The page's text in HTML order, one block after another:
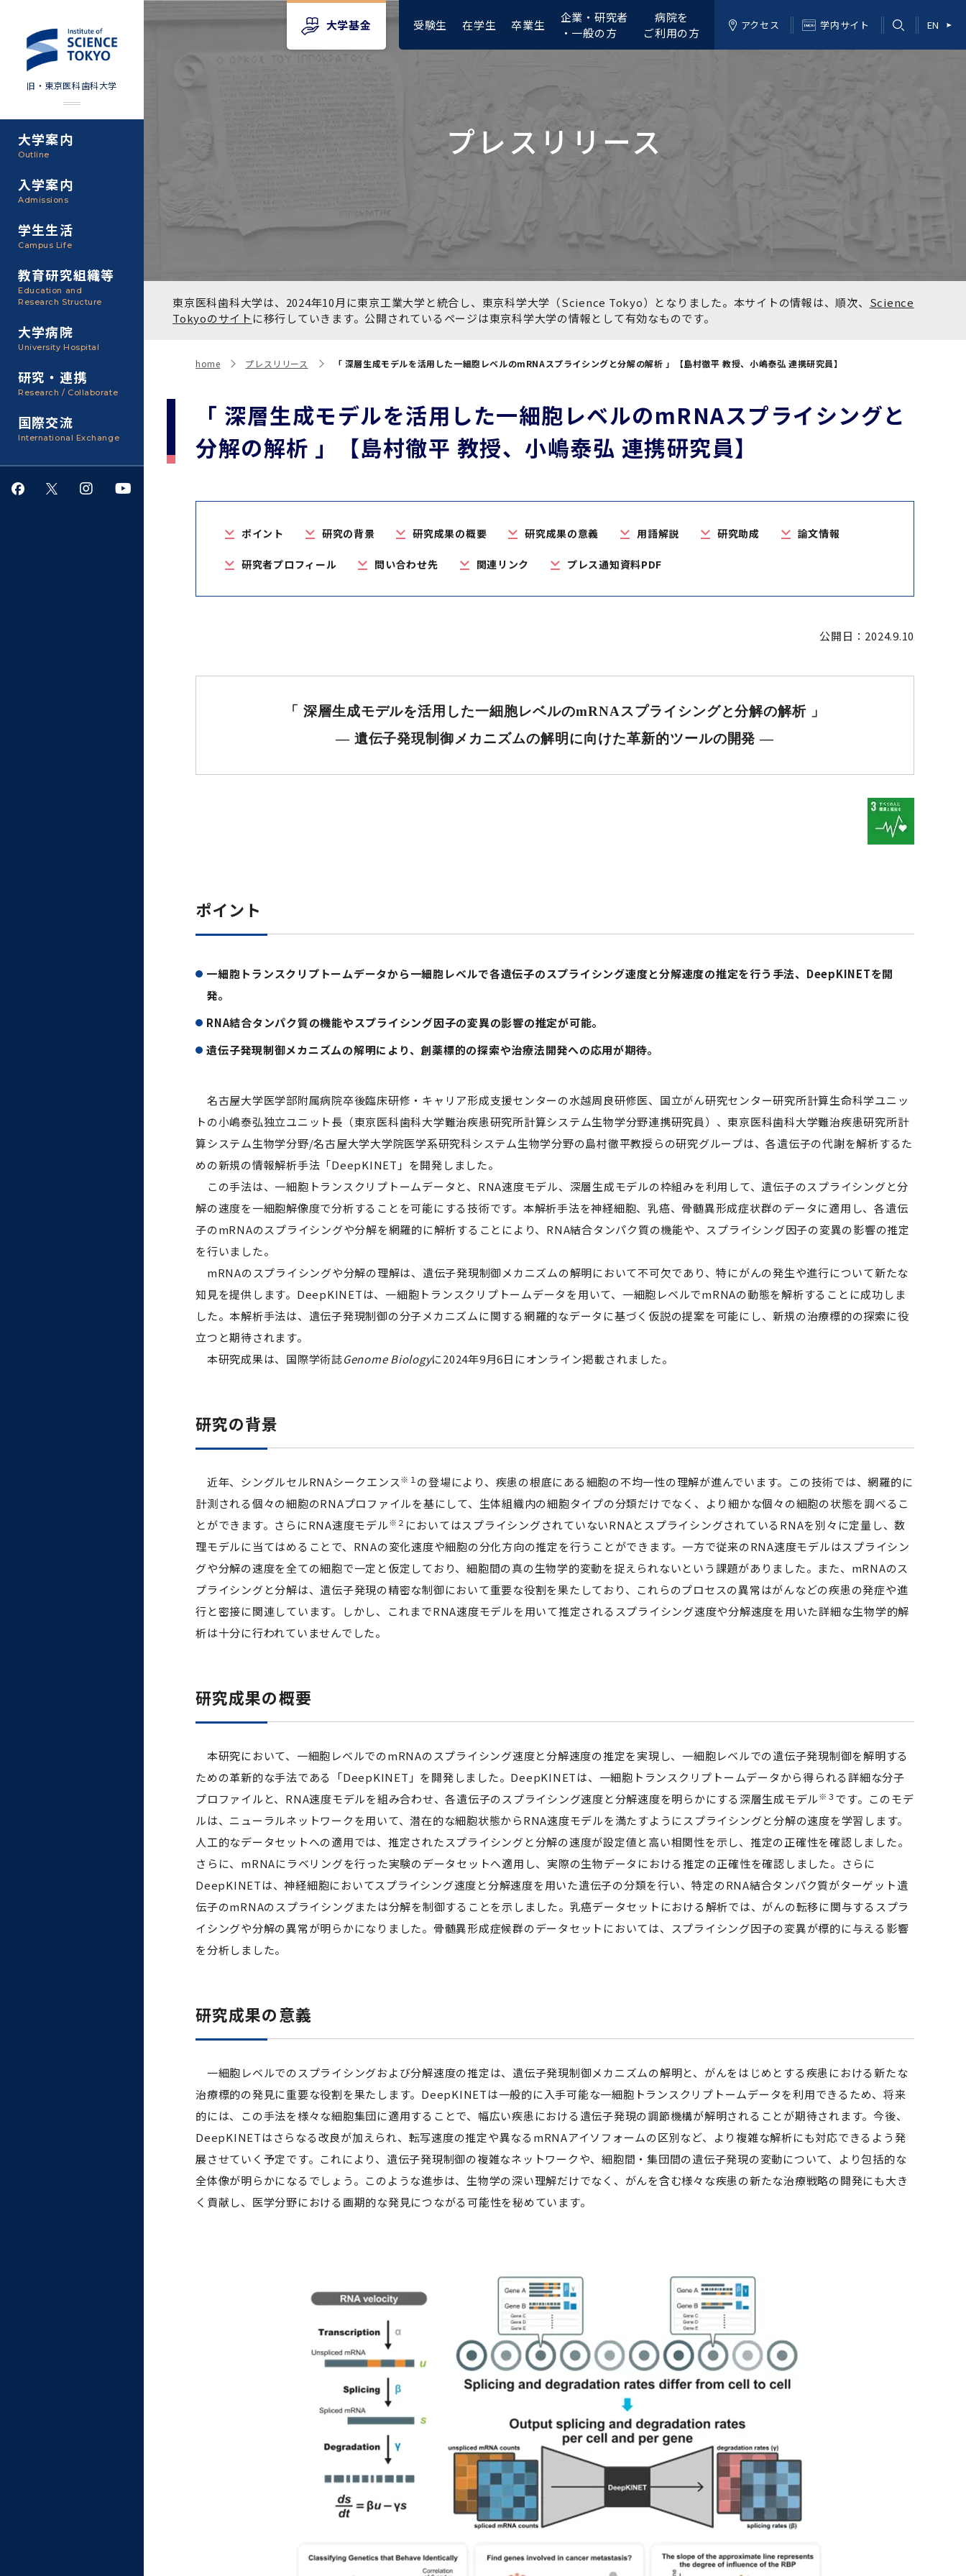
大学基金 受験生 在学生 卒業生
企業・研究者
・一般の方
病院を
ご利用の方
アクセス 学内サイト EN
旧・東京医科歯科大学
大学案内
Outline
基本理念・沿革
東京医科歯科大学の特色
運営組織
写真で綴る 東京医科歯科大
計画等について【6年間】
1-2.年度計画・年度評価等
について【第1期～第3期】
東京医科歯科大学ダイバー
シティ＆インクルージョン
入学案内
Admissions
学部などについて
イベント
大学院入学案内
学費・入学金・奨学金につ
聴講生・科目等履修生およ
学生生活
Campus Life
Science Tokyo SPRING
(医歯学系)
歯学系)
授業・カリキュラム
猶予について(Admission &
Tuition
学生生活サポート 障がいのある学生サポート
サークル・学園祭
施設利用
教育研究組織等
Education and
Research Structure
歯学部（歯学科･口腔保健学
大学院医歯学総合研究科
教養部
修士課程 医歯理工保健学専
博士課程 生命理工医療科学
年報
員研究内容
統合教育機構
教学IR関連公開情報
研究基盤クラスター（統合
先端医歯工学創成クラスタ
ー（統合研究機構）
異動したセンター
統合情報機構（図書館部
門・ITセキュリティ部門）
学生支援・保健管理機構
大学病院
University Hospital
研究・連携
Research / Collaborate
研究手続き
研究活動
取り組み・規制
国際交流
International Exchange
プレスリリース
東京医科歯科大学は、2024年10月に東京工業大学と統合し、東京科学大学（Science Tokyo）となりました。本サイトの情報は、順次、 Science
Tokyoのサイト に移行していきます。公開されているページは東京科学大学の情報として有効なものです。
home プレスリリース 「 深層生成モデルを活用した一細胞レベルのmRNAスプライシングと分解の解析 」【島村徹平 教授、小嶋泰弘 連携研究員】
「 深層生成モデルを活用した一細胞レベルのmRNAスプライシングと
分解の解析 」【島村徹平 教授、小嶋泰弘 連携研究員】
ポイント 研究の背景 研究成果の概要 研究成果の意義 用語解説 研究助成 論文情報
研究者プロフィール 問い合わせ先 関連リンク プレス通知資料PDF
公開日：2024.9.10
「 深層生成モデルを活用した一細胞レベルのmRNAスプライシングと分解の解析 」
― 遺伝子発現制御メカニズムの解明に向けた革新的ツールの開発 ―
ポイント
一細胞トランスクリプトームデータから一細胞レベルで各遺伝子のスプライシング速度と分解速度の推定を行う手法、DeepKINETを開
発。
RNA結合タンパク質の機能やスプライシング因子の変異の影響の推定が可能。
遺伝子発現制御メカニズムの解明により、創薬標的の探索や治療法開発への応用が期待。
名古屋大学医学部附属病院卒後臨床研修・キャリア形成支援センターの水越周良研修医、国立がん研究センター研究所計算生命科学ユニッ
トの小嶋泰弘独立ユニット長（東京医科歯科大学難治疾患研究所計算システム生物学分野連携研究員）、東京医科歯科大学難治疾患研究所計
算システム生物学分野/名古屋大学大学院医学系研究科システム生物学分野の島村徹平教授らの研究グループは、各遺伝子の代謝を解析するた
めの新規の情報解析手法「DeepKINET」を開発しました。
この手法は、一細胞トランスクリプトームデータと、RNA速度モデル、深層生成モデルの枠組みを利用して、遺伝子のスプライシングと分
解の速度を一細胞解像度で分析することを可能にする技術です。本解析手法を神経細胞、乳癌、骨髄異形成症状群のデータに適用し、各遺伝
子のmRNAのスプライシングや分解を網羅的に解析することにより、RNA結合タンパク質の機能や、スプライシング因子の変異の影響の推定
を行いました。
mRNAのスプライシングや分解の理解は、遺伝子発現制御メカニズムの解明において不可欠であり、特にがんの発生や進行について新たな
知見を提供します。DeepKINETは、一細胞トランスクリプトームデータを用いて、一細胞レベルでmRNAの動態を解析することに成功しま
した。本解析手法は、遺伝子発現制御の分子メカニズムに関する網羅的なデータに基づく仮説の提案を可能にし、新規の治療標的の探索に役
立つと期待されます。
本研究成果は、国際学術誌Genome Biologyに2024年9月6日にオンライン掲載されました。
研究の背景
近年、シングルセルRNAシークエンス※１ の登場により、疾患の根底にある細胞の不均一性の理解が進んでいます。この技術では、網羅的に
計測される個々の細胞のRNAプロファイルを基にして、生体組織内の細胞タイプの分類だけでなく、より細かな個々の細胞の状態を調べるこ
とができます。さらにRNA速度モデル※２ においてはスプライシングされていないRNAとスプライシングされているRNAを別々に定量し、数
理モデルに当てはめることで、RNAの変化速度や細胞の分化方向の推定を行うことができます。一方で従来のRNA速度モデルはスプライシン
グや分解の速度を全ての細胞で一定と仮定しており、細胞間の真の生物学的変動を捉えられないという課題がありました。また、mRNAのス
プライシングと分解は、遺伝子発現の精密な制御において重要な役割を果たしており、これらのプロセスの異常はがんなどの疾患の発症や進
行と密接に関連しています。しかし、これまでRNA速度モデルを用いて推定されるスプライシング速度や分解速度を用いた詳細な生物学的解
析は十分に行われていませんでした。
研究成果の概要
本研究において、一細胞レベルでのmRNAのスプライシング速度と分解速度の推定を実現し、一細胞レベルでの遺伝子発現制御を解明する
ための革新的な手法である「DeepKINET」を開発しました。DeepKINETは、一細胞トランスクリプトームデータから得られる詳細な分子
プロファイルと、RNA速度モデルを組み合わせ、各遺伝子のスプライシング速度と分解速度を明らかにする深層生成モデル※３です。このモデ
ルは、ニューラルネットワークを用いて、潜在的な細胞状態からRNA速度モデルを満たすようにスプライシングと分解の速度を学習します。
人工的なデータセットへの適用では、推定されたスプライシングと分解の速度が設定値と高い相関性を示し、推定の正確性を確認しました。
さらに、mRNAにラベリングを行った実験のデータセットへ適用し、実際の生物データにおける推定の正確性を確認しました。さらに
DeepKINETは、神経細胞においてスプライシング速度と分解速度を用いた遺伝子の分類を行い、特定のRNA結合タンパク質がターゲット遺
伝子のmRNAのスプライシングまたは分解を制御することを示しました。乳癌データセットにおける解析では、がんの転移に関与するスプラ
イシングや分解の異常が明らかになりました。骨髄異形成症候群のデータセットにおいては、スプライシング因子の変異が標的に与える影響
を分析しました。
研究成果の意義
一細胞レベルでのスプライシングおよび分解速度の推定は、遺伝子発現制御メカニズムの解明と、がんをはじめとする疾患における新たな
治療標的の発見に重要な役割を果たします。DeepKINETは一般的に入手可能な一細胞トランスクリプトームデータを利用できるため、将来
的には、この手法を様々な細胞集団に適用することで、幅広い疾患における遺伝子発現の調節機構が解明されることが期待されます。今後、
DeepKINETはさらなる改良が加えられ、転写速度の推定や異なるmRNAアイソフォームの区別など、より複雑な解析にも対応できるよう発
展させていく予定です。これにより、遺伝子発現制御の複雑なネットワークや、細胞間・集団間の遺伝子発現の変動について、より包括的な
全体像が明らかになるでしょう。このような進歩は、生物学の深い理解だけでなく、がんを含む様々な疾患の新たな治療戦略の開発にも大き
く貢献し、医学分野における画期的な発見につながる可能性を秘めています。